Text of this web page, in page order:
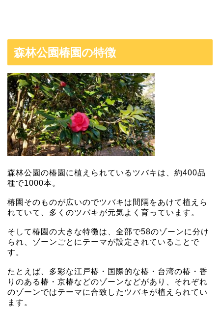
森林公園椿園の特徴
森林公園の椿園に植えられているツバキは、約400品
種で1000本。
椿園そのものが広いのでツバキは間隔をあけて植えら
れていて、多くのツバキが元気よく育っています。
そして椿園の大きな特徴は、全部で58のゾーンに分け
られ、ゾーンごとにテーマが設定されていることで
す。
たとえば、多彩な江戸椿・国際的な椿・台湾の椿・香
りのある椿・京椿などのゾーンなどがあり、それぞれ
のゾーンではテーマに合致したツバキが植えられてい
ます。